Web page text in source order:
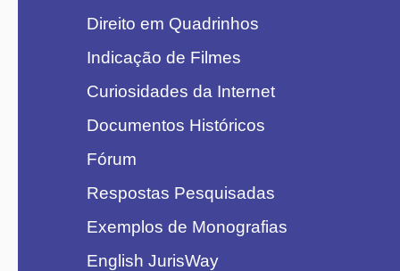
Direito em Quadrinhos
Indicação de Filmes
Curiosidades da Internet
Documentos Históricos
Fórum
Respostas Pesquisadas
Exemplos de Monografias
English JurisWay